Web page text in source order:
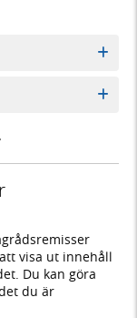
visa ut innehåll
Du kan göra
du är